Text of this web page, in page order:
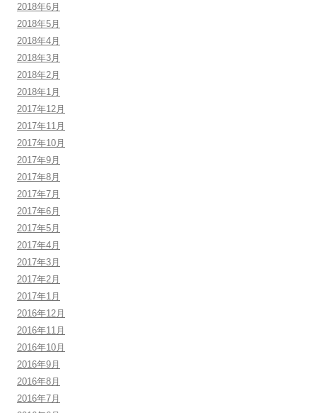
2018年6月
2018年5月
2018年4月
2018年3月
2018年2月
2018年1月
2017年12月
2017年11月
2017年10月
2017年9月
2017年8月
2017年7月
2017年6月
2017年5月
2017年4月
2017年3月
2017年2月
2017年1月
2016年12月
2016年11月
2016年10月
2016年9月
2016年8月
2016年7月